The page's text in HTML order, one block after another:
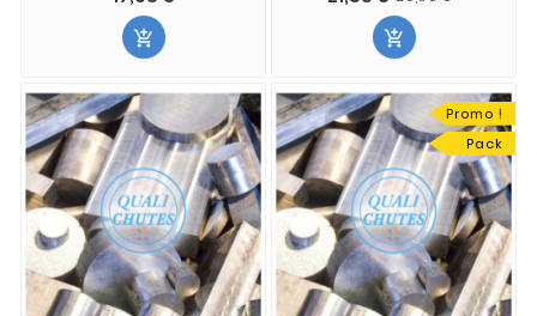
 
Promo !
Pack